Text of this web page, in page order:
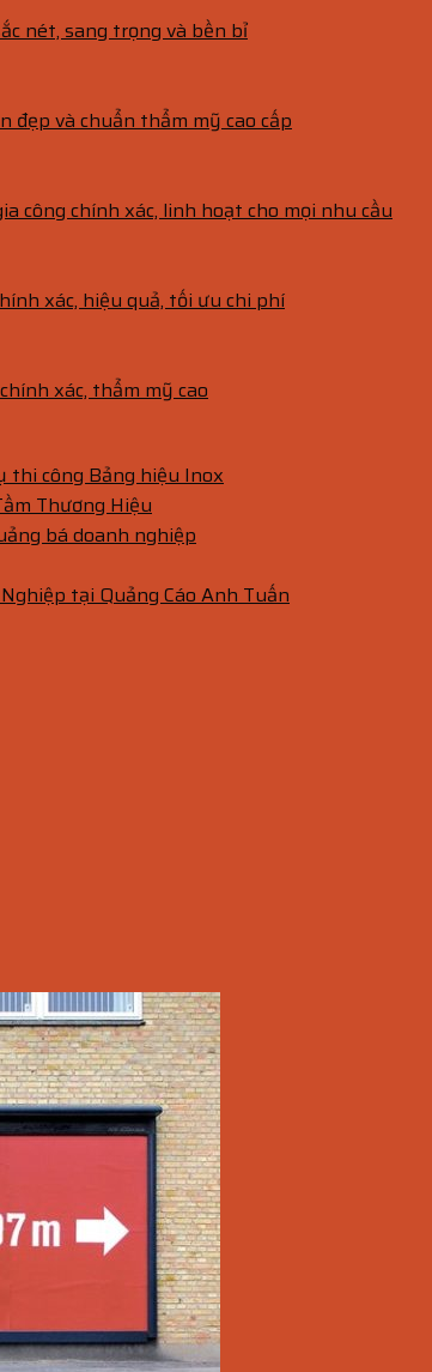
nét, sang trọng và bền bỉ
đẹp và chuẩn thẩm mỹ cao cấp
công chính xác, linh hoạt cho mọi nhu cầu
xác, hiệu quả, tối ưu chi phí
xác, thẩm mỹ cao
thi công Bảng hiệu Inox
Thương Hiệu
bá doanh nghiệp
tại Quảng Cáo Anh Tuấn